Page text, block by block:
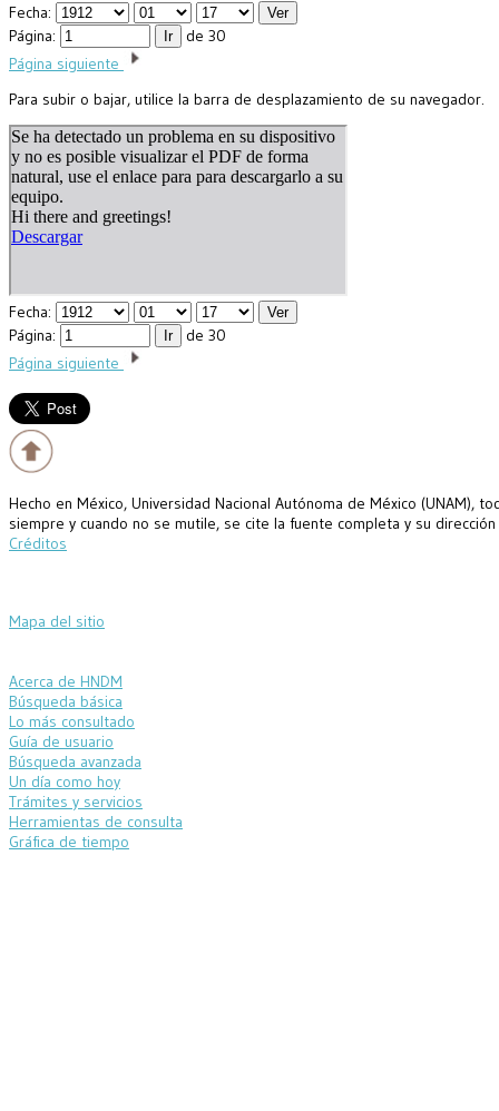
Fecha:
Página:
de 30
Página siguiente
Para subir o bajar, utilice la barra de desplazamiento de su navegador.
Fecha:
Página:
de 30
Página siguiente
Hecho en México, Universidad Nacional Autónoma de México
siempre y cuando no se mutile, se cite la fuente completa y su
Créditos
Mapa del sitio
Acerca de HNDM
Búsqueda básica
Lo más consultado
Guía de usuario
Búsqueda avanzada
Un día como hoy
Trámites y servicios
Herramientas de consulta
Gráfica de tiempo